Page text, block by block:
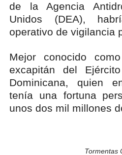
de la Agencia
Unidos (DEA),
operativo de vigilancia
Mejor conocido
excapitán del
Dominicana, quien
tenía una fortuna
unos dos mil millones
Tormentas